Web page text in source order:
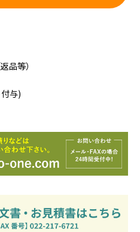
品等）
与)